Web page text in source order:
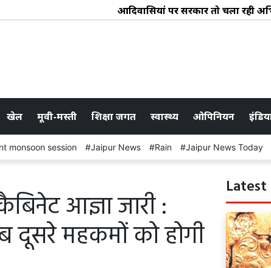
आदिवासियोंं पर सरकार तो चला रही
खेल मूवी-मस्ती शिक्षा जगत स्वास्थ्य ओपिनियन
monsoon session Jaipur News Rain Jaipur News Today
आज्ञा जारी :
दूसरे महकमों को होगी